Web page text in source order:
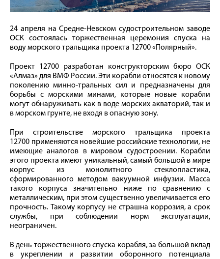
24 апреля на Средне-Невском судостроительном заводе
ОСК состоялась торжественная церемония спуска на
воду морского тральщика проекта 12700 «Полярный».
Проект 12700 разработан конструкторским бюро ОСК
«Алмаз» для ВМФ России. Эти корабли относятся к новому
поколению минно-тральных сил и предназначены для
борьбы с морскими минами, которые новые корабли
могут обнаруживать как в воде морских акваторий, так и
в морском грунте, не входя в опасную зону.
При строительстве морского тральщика проекта
12700 применяются новейшие российские технологии, не
имеющие аналогов в мировом судостроении. Корабли
этого проекта имеют уникальный, самый большой в мире
корпус из монолитного стеклопластика,
сформированного методом вакуумной инфузии. Масса
такого корпуса значительно ниже по сравнению с
металлическим, при этом существенно увеличивается его
прочность. Такому корпусу не страшна коррозия, а срок
службы, при соблюдении норм эксплуатации,
неограничен.
В день торжественного спуска корабля, за большой вклад
в укреплении и развитии оборонного потенциала